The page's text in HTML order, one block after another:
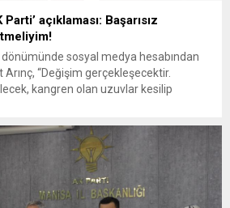
açıklaması: Başarısız
dönümünde sosyal medya hesabından
“Değişim gerçekleşecektir.
kangren olan uzuvlar kesilip
taleplerde bulunuyor. Son seçim
dedi. ...